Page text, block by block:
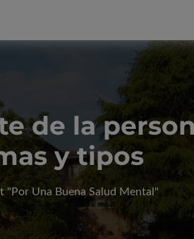
de la
y tipos
"Por Una Buena Salud Mental"